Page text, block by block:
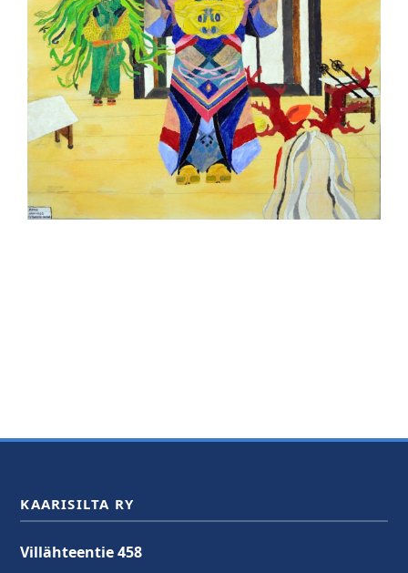
KAARISILTA RY
Villähteentie 458